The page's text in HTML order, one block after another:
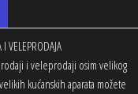
VELEPRODAJA
i veleprodaji osim velikog
kućanskih aparata možete